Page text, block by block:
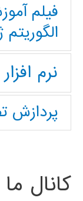
فیلم
نرم
پردازش
کانال